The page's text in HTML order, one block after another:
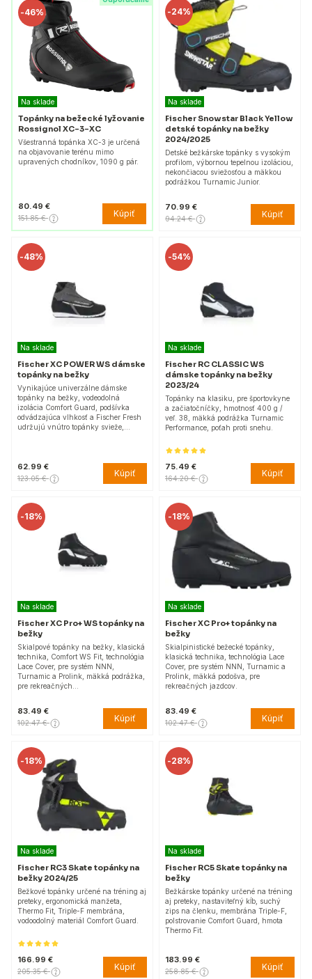
-46%
Na sklade
Topánky na bežecké lyžovanie
Rossignol XC-3-XC
Všestranná topánka XC-3 je určená
na objavovanie terénu mimo
upravených chodníkov, 1090 g pár.
80.49 €
151.85 € Kúpiť
-24%
Na sklade
Fischer Snowstar Black Yellow
detské topánky na bežky
2024/2025
Detské bežkárske topánky s vysokým
profilom, výbornou tepelnou izoláciou,
nekončiacou sviežosťou a mäkkou
podrážkou Turnamic Junior.
70.99 €
94.24 € Kúpiť
-48%
Na sklade
Fischer XC POWER WS dámske
topánky na bežky
Vynikajúce univerzálne dámske
topánky na bežky, vodeodolná
izolácia Comfort Guard, podšívka
odvádzajúca vlhkosť a Fischer Fresh
udržujú vnútro topánky svieže,…
62.99 €
123.05 € Kúpiť
-54%
Na sklade
Fischer RC CLASSIC WS
dámske topánky na bežky
2023/24
Topánky na klasiku, pre športovkyne
a začiatočníčky, hmotnosť 400 g /
veľ. 38, mäkká podrážka Turnamic
Performance, poťah proti snehu.
75.49 €
164.20 € Kúpiť
-18%
Na sklade
Fischer XC Pro+ WS topánky na
bežky
Skialpové topánky na bežky, klasická
technika, Comfort WS Fit, technológia
Lace Cover, pre systém NNN,
Turnamic a Prolink, mäkká podrážka,
pre rekreačných…
83.49 €
102.47 € Kúpiť
-18%
Na sklade
Fischer XC Pro+ topánky na
bežky
Skialpinistické bežecké topánky,
klasická technika, technológia Lace
Cover, pre systém NNN, Turnamic a
Prolink, mäkká podošva, pre
rekreačných jazdcov.
83.49 €
102.47 € Kúpiť
-18%
Na sklade
Fischer RC3 Skate topánky na
bežky 2024/25
Bežkové topánky určené na tréning aj
preteky, ergonomická manžeta,
Thermo Fit, Triple-F membrána,
vodoodolný materiál Comfort Guard.
166.99 €
205.35 € Kúpiť
-28%
Na sklade
Fischer RC5 Skate topánky na
bežky
Bežkárske topánky určené na tréning
aj preteky, nastaviteľný kĺb, suchý
zips na členku, membrána Triple-F,
polstrovanie Comfort Guard, hmota
Thermo Fit.
183.99 €
258.85 € Kúpiť